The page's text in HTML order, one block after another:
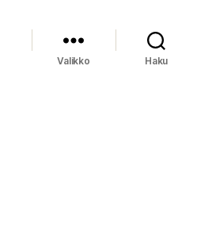
Valikko Haku